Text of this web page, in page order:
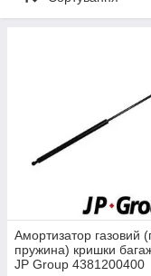
Амортизатор газовий
пружина) кришки
JP Group 4381200400